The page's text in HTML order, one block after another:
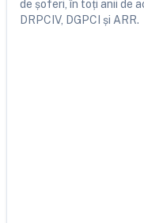
de șoferi, în toți anii de
DRPCIV, DGPCI și ARR.